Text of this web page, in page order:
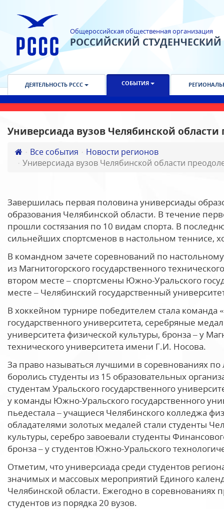
Общероссийская общественная организация
РОССИЙСКИЙ
ДЕЯТЕЛЬНОСТЬ РССС СОБЫТИЯ
Универсиада вузов Челябинской области
Все события
Новости регионов
Универсиада вузов Челябинской области
Завершилась первая половина универсиады
образования Челябинской области. В течение
прошли состязания по 10 видам спорта. В
сильнейших спортсменов в настольном теннисе,
В командном зачете соревнований по
из Магнитогорского государственного
втором месте – спортсмены Южно-Уральского
месте – Челябинский государственный
В хоккейном турнире победителем стала
государственного университета, серебряные
университета физической культуры, бронза – у
технического университета имени Г.И. Носова.
За право называться лучшими в соревнованиях по
боролись студенты из 15 образовательных
студентам Уральского государственного
у команды Южно-Уральского государственного
пьедестала – учащиеся Челябинского колледжа
обладателями золотых медалей стали студенты
культуры, серебро завоевали студенты
бронза – у студентов Южно-Уральского
Отметим, что универсиада среди студентов
значимых и массовых мероприятий Единого
Челябинской области. Ежегодно в соревнованиях
студентов из порядка 20 вузов.